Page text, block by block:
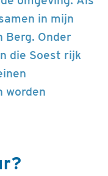
in mijn
Berg. Onder
die Soest rijk
worden